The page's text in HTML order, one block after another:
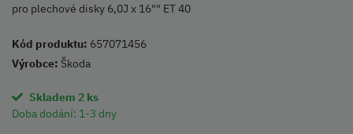
pro plechové disky 6,0J x 16"" ET 40
Kód produktu: 657071456
Výrobce: Škoda
Skladem 2 ks
Doba dodání: 1-3 dny